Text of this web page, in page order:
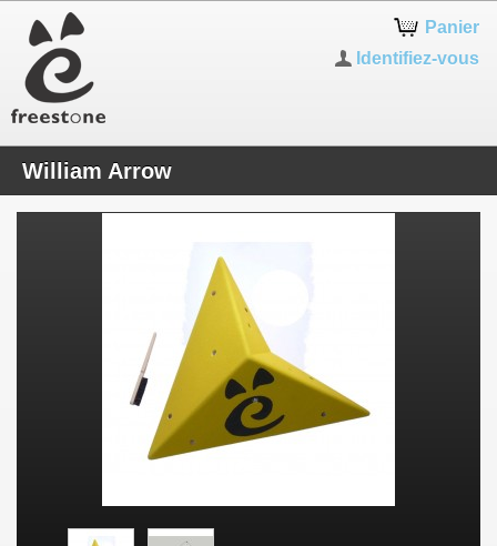
Panier
Identifiez-vous
William Arrow